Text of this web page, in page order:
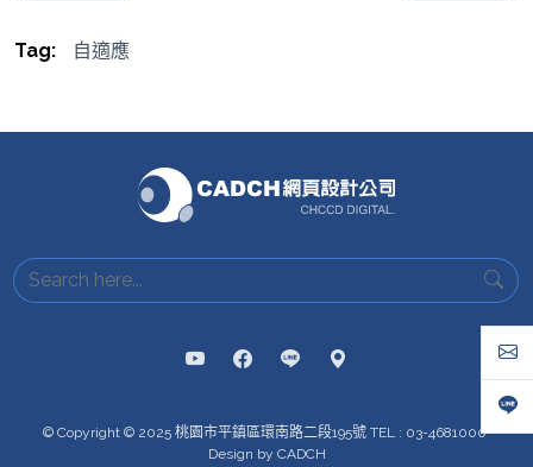
Tag: 自適應
© Copyright © 2025 桃園市平鎮區環南路二段195號 TEL : 03-4681000
Design by CADCH